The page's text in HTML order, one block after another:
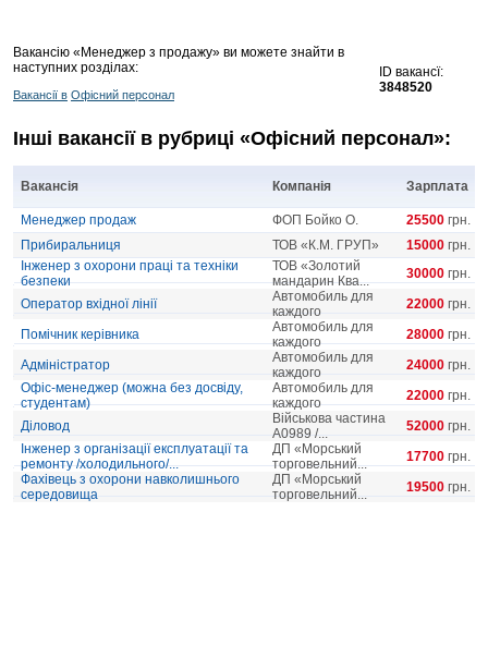
Вакансію «Менеджер з продажу» ви можете знайти в
наступних розділах:
Вакансії в Офісний персонал
ID вакансї:
3848520
Інші вакансії в рубриці «Офісний персонал»:
Вакансія Компанія Зарплата
Менеджер продаж ФОП Бойко О. 25500 грн.
Прибиральниця
ТОВ «К.М. ГРУП» 15000 грн.
Інженер з охорони праці та техніки
безпеки
ТОВ «Золотий
мандарин Ква...
30000 грн.
Оператор вхідної лінії
Автомобиль для
каждого
22000 грн.
Помічник керівника
Автомобиль для
каждого
28000 грн.
Адміністратор
Автомобиль для
каждого
24000 грн.
Офіс-менеджер (можна без досвіду,
студентам)
Автомобиль для
каждого
22000 грн.
Діловод
Військова частина
А0989 /...
52000 грн.
Інженер з організації експлуатації та
ремонту /холодильного/...
ДП «Морський
торговельний...
17700 грн.
Фахівець з охорони навколишнього
середовища
ДП «Морський
торговельний...
19500 грн.